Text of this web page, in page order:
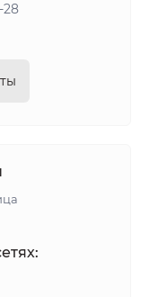
28